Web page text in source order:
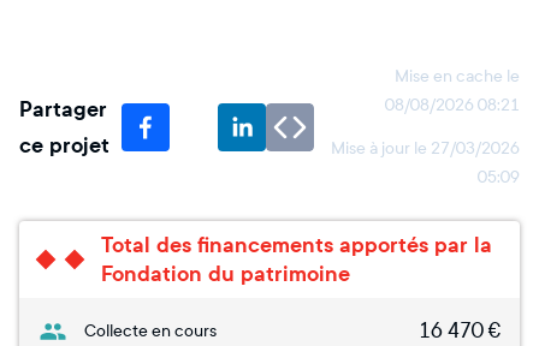
Partager
ce projet
Mise en cache le
08/08/2026 08:21
Mise à jour le 27/03/2026
05:09
Total des financements apportés par la
Fondation du patrimoine
Collecte en cours 16 470€